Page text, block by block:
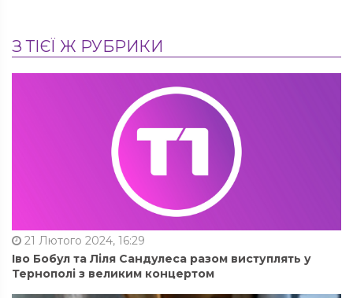
З ТІЄЇ Ж РУБРИКИ
21 Лютого 2024, 16:29
Іво Бобул та Ліля Сандулеса разом виступлять у
Тернополі з великим концертом